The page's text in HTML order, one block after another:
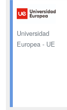
Universidad
Europea - UE